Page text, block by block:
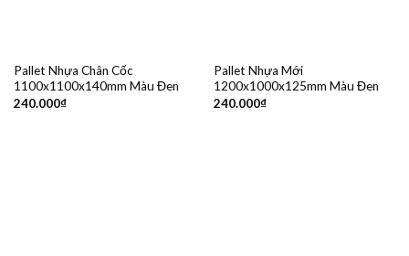
Pallet Nhựa Chân Cốc
1100x1100x140mm Màu Đen
240.000₫
Pallet Nhựa Mới
1200x1000x125mm Màu Đen
240.000₫